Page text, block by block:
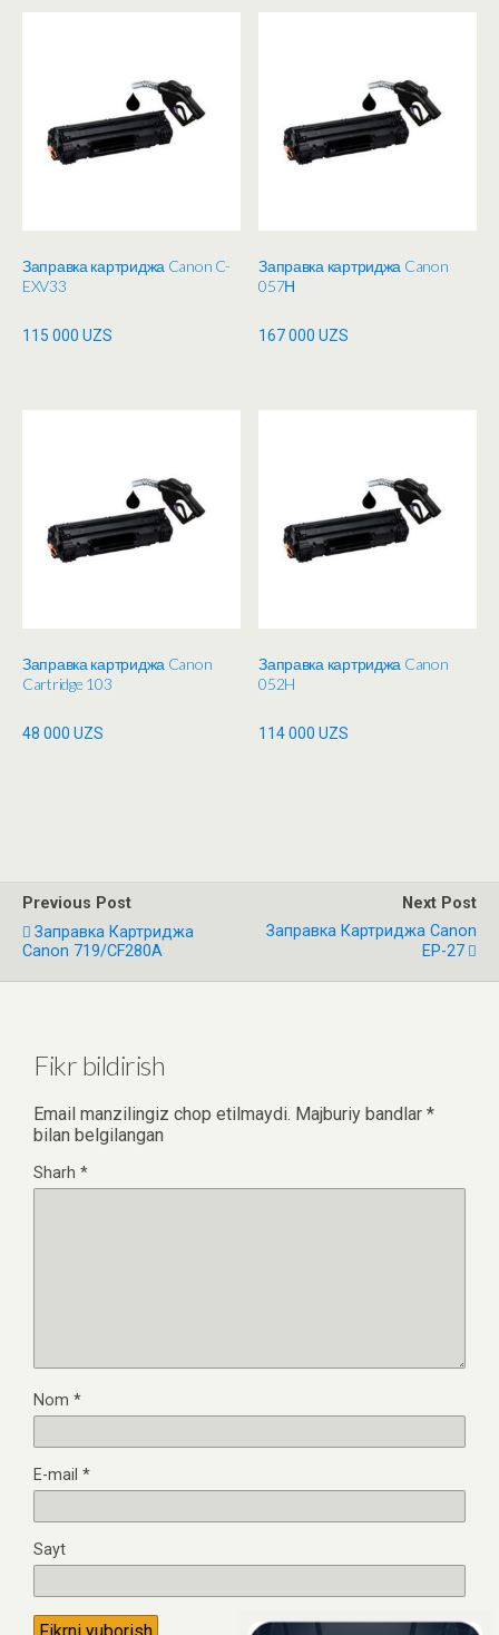
Заправка картриджа Canon C-
EXV33
115 000 UZS
Заправка картриджа Canon
057Н
167 000UZS
Заправка картриджа Canon
Cartridge 103
48 000 UZS
Заправка картриджа Canon
052H
114 000UZS
Previous Post
Заправка Картриджа
Canon 719/CF280A
Next Post
Заправка Картриджа Canon
EP-27
Fikr bildirish
Email manzilingiz chop etilmaydi. Majburiy bandlar *
bilan belgilangan
Sharh *
Nom *
E-mail *
Sayt